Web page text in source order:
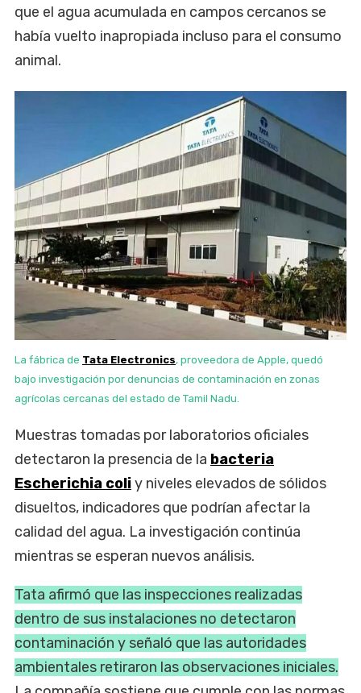
que el agua acumulada en campos cercanos se
había vuelto inapropiada incluso para el consumo
animal.
La fábrica de Tata Electronics, proveedora de Apple, quedó
bajo investigación por denuncias de contaminación en zonas
agrícolas cercanas del estado de Tamil Nadu.
Muestras tomadas por laboratorios oficiales
detectaron la presencia de la bacteria
Escherichia coliy niveles elevados de sólidos
disueltos, indicadores que podrían afectar la
calidad del agua. La investigación continúa
mientras se esperan nuevos análisis.
Tata afirmó que las inspecciones realizadas
dentro de sus instalaciones no detectaron
contaminación y señaló que las autoridades
ambientales retiraron las observaciones iniciales.